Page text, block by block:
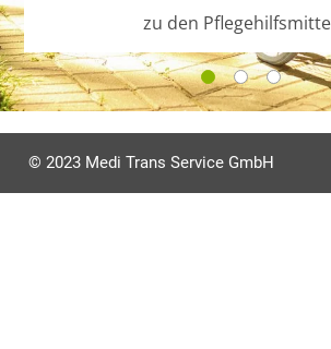
zu den
© 2023 Medi Trans Service GmbH